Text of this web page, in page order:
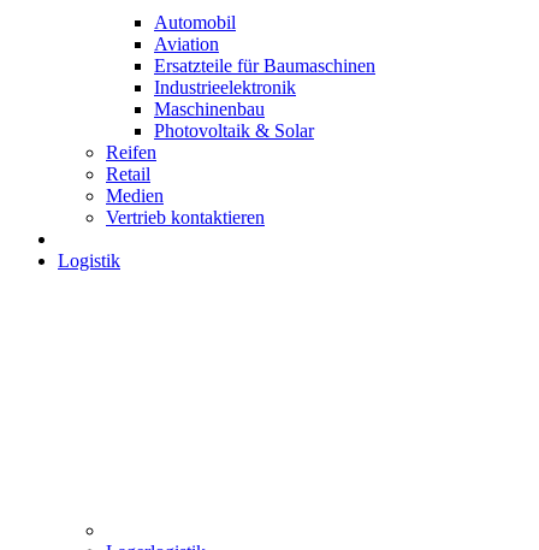
Automobil
Aviation
Ersatzteile für Baumaschinen
Industrieelektronik
Maschinenbau
Photovoltaik & Solar
Reifen
Retail
Medien
Vertrieb kontaktieren
Logistik